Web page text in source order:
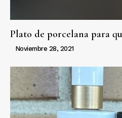
Plato de porcelana para
Noviembre 28, 2021